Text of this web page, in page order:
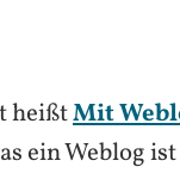
heißtMit
ein Weblog